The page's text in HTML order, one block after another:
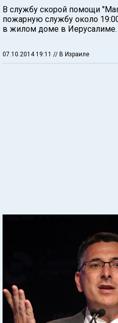
В службу скорой помощи
пожарную службу около
в жилом доме в Иерусалиме.
07.10.2014 19:11 // В Израиле